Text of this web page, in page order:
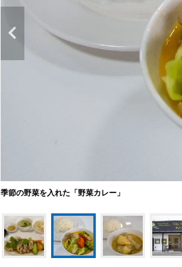
季節の野菜を入れた「野菜カレー」